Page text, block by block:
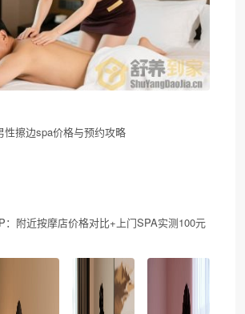
性擦边spa价格与预约攻略
：附近按摩店价格对比+上门SPA实测100元